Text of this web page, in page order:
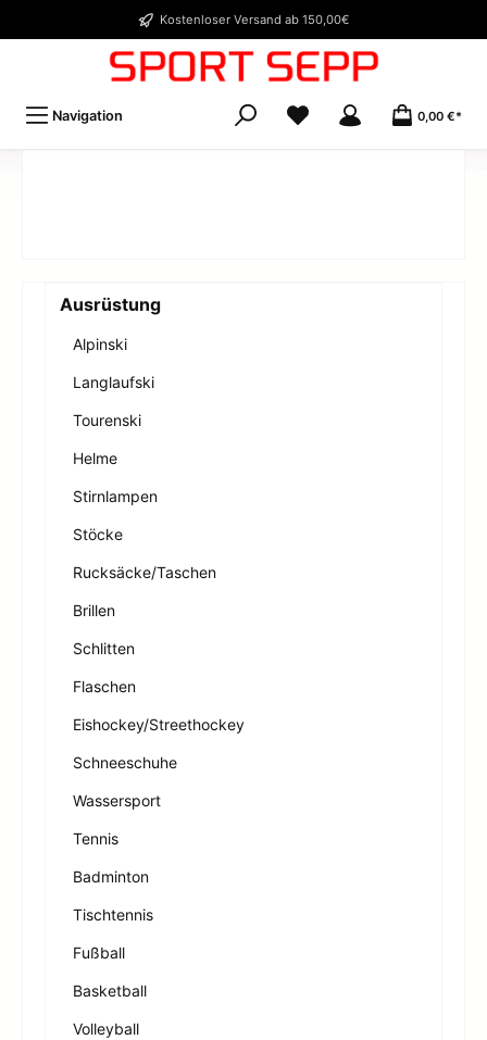
Kostenloser Versand ab 150,00€
Navigation 0,00 €*
Ausrüstung
Alpinski
Langlaufski
Tourenski
Helme
Stirnlampen
Stöcke
Rucksäcke/Taschen
Brillen
Schlitten
Flaschen
Eishockey/Streethockey
Schneeschuhe
Wassersport
Tennis
Badminton
Tischtennis
Fußball
Basketball
Volleyball